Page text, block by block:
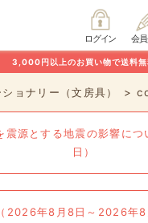
会
ログイン
3,000円以上のお買い物で送料無
ョナリー（文房具）
震源とする地震の影響に
日）
2026年8月8日～2026年8